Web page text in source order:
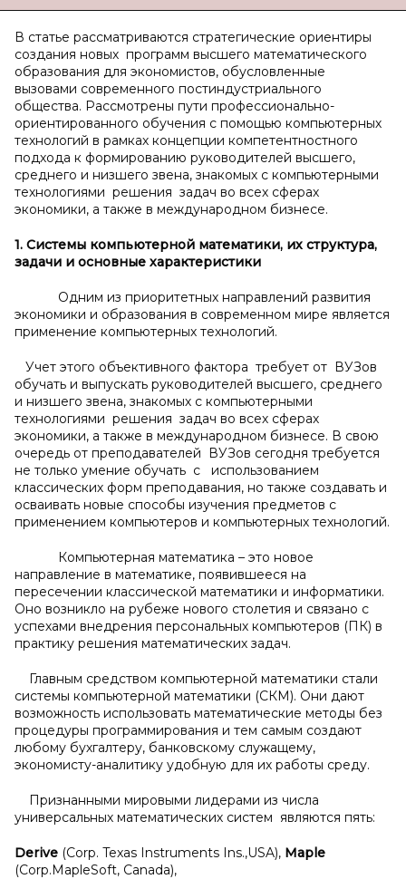
В статье рассматриваются стратегические ориентиры
создания новых программ высшего математического
образования для экономистов, обусловленные
вызовами современного постиндустриального
общества. Рассмотрены пути профессио­нально-
ориентированного обучения с помощью компьютерных
технологий в рамках концепции компетентностного
подхода к формированию руководителей высшего,
среднего и низшего звена, знакомых с компьютерными
технологиями решения задач во всех сферах
экономики, а также в международном бизнесе.
1. Системы компьютерной математики, их структура,
задачи и основные характеристики
Одним из приоритетных направлений развития
экономики и образования в современном мире является
применение компьютерных технологий.
Учет этого объективного фактора требует от ВУЗов
обучать и выпускать руководителей высшего, среднего
и низшего звена, знакомых с компьютерными
технологиями решения задач во всех сферах
экономики, а также в международном бизнесе. В свою
очередь от преподавателей ВУЗов сегодня требуется
не только умение обучать с использованием
классических форм преподавания, но также создавать и
осваивать новые способы изучения предметов с
применением компьютеров и компьютерных технологий.
Компьютерная математика – это новое
направление в математике, появившееся на
пересечении классической математики и информатики.
Оно возникло на рубеже нового столетия и связано с
успехами внедрения персональных компьютеров (ПК) в
практику решения математических задач.
Главным средством компьютерной математики стали
системы компьютерной математики (СКМ). Они дают
возможность использовать математические методы без
процедуры программирования и тем самым создают
любому бухгалтеру, банковскому служащему,
экономисту-аналитику удобную для их работы среду.
Признанными мировыми лидерами из числа
универсальных математических систем являются пять:
Derive (Corp. Texas Instruments Ins.,USA), Maple
(Corp.MapleSoft, Canada),